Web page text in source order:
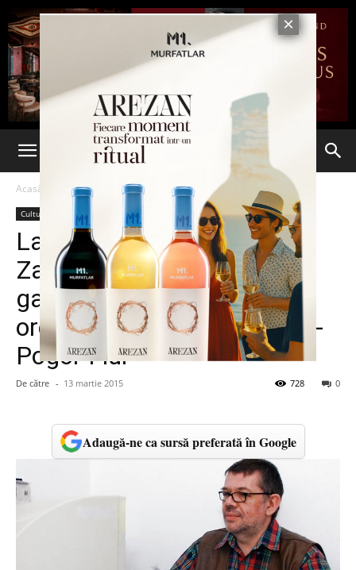
Acasă Cultură & Opinii
Cultură & Opinii
Lansare de carte: „Florin
Zamfirescu, făcătorul de
gazete”. Vineri, 13 martie,
orele 18.00 – Galeriile „Pod-
Pogor Fiul”
De către - 13 martie 2015 0
728
Adaugă-ne ca sursă preferată în Google